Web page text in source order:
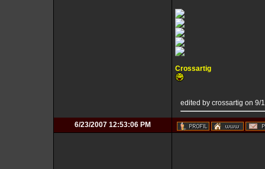
Crossartig
edited by crossartig on 9/
6/23/2007 12:53:06 PM